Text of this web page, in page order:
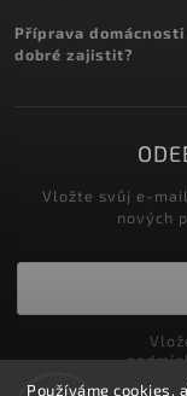
Používáme cookies,
Příprava
dobré zajistit?
Vložte svůj e-
nových